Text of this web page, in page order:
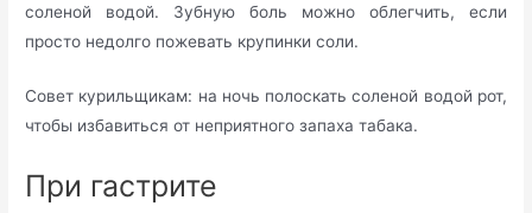
соленой водой. Зубную боль можно облегчить, если
просто недолго пожевать крупинки соли.
Совет курильщикам: на ночь полоскать соленой водой рот,
чтобы избавиться от неприятного запаха табака.
При гастрите